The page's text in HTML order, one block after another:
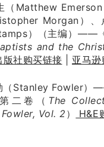
（Matthew Emerson
Morgan）、
）（主编）——
and the
版社购买链接
亚马
（Stanley Fowler）
二卷（ The
Vol. 2 ） H&E